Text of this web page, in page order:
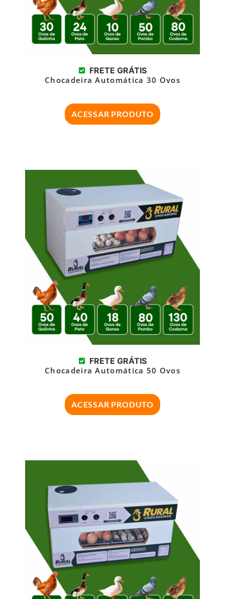
FRETE GRÁTIS
Chocadeira Automática 30 Ovos
ACESSAR PRODUTO
FRETE GRÁTIS
Chocadeira Automática 50 Ovos
ACESSAR PRODUTO